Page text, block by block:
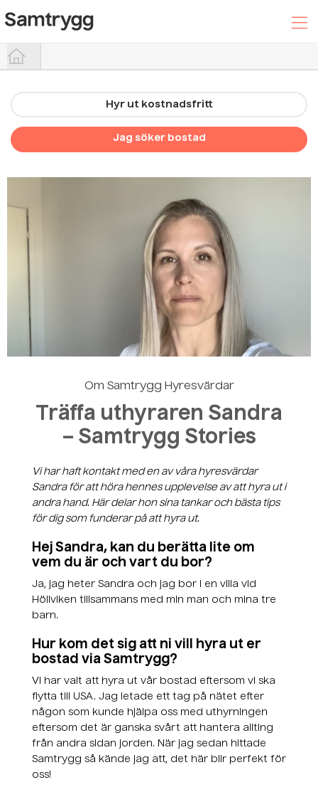
Logga In
Skapa ett konto
Hyr ut kostnadsfritt
Jag söker bostad
Om Samtrygg Hyresvärdar
Träffa uthyraren Sandra
– Samtrygg Stories
Vi har haft kontakt med en av våra hyresvärdar
Sandra för att höra hennes upplevelse av att hyra ut i
andra hand. Här delar hon sina tankar och bästa tips
för dig som funderar på att hyra ut.
Hej Sandra, kan du berätta lite om
vem du är och vart du bor?
Ja, jag heter Sandra och jag bor i en villa vid
Höllviken tillsammans med min man och mina tre
barn.
Hur kom det sig att ni vill hyra ut er
bostad via Samtrygg?
Vi har valt att hyra ut vår bostad eftersom vi ska
flytta till USA. Jag letade ett tag på nätet efter
någon som kunde hjälpa oss med uthyrningen
eftersom det är ganska svårt att hantera allting
från andra sidan jorden. När jag sedan hittade
Samtrygg så kände jag att, det här blir perfekt för
oss!